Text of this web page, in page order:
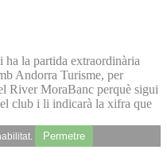
ha la partida extraordinària
Andorra Turisme, per
River MoraBanc perquè sigui
club i li indicarà la xifra que
Permetre